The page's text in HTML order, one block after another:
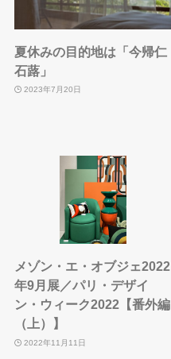
夏休みの目的地は「今帰仁
石蕗」
2023年7月20日
メゾン・エ・オブジェ2022
年9月展／パリ・デザイ
ン・ウィーク2022【番外編
（上）】
2022年11月11日